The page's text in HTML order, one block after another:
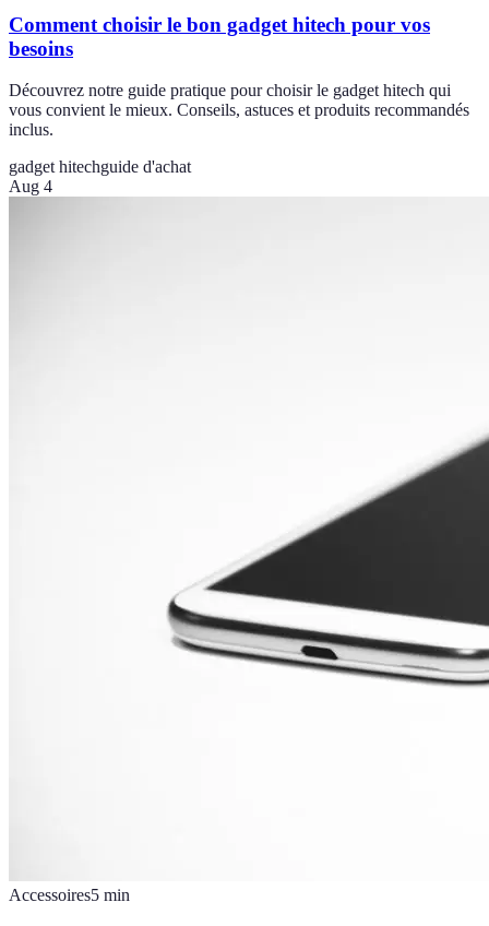
Comment choisir le bon gadget hitech pour vos
besoins
Découvrez notre guide pratique pour choisir le gadget hitech qui
vous convient le mieux. Conseils, astuces et produits recommandés
inclus.
gadget hitechguide d'achat
Aug 4
Accessoires5 min